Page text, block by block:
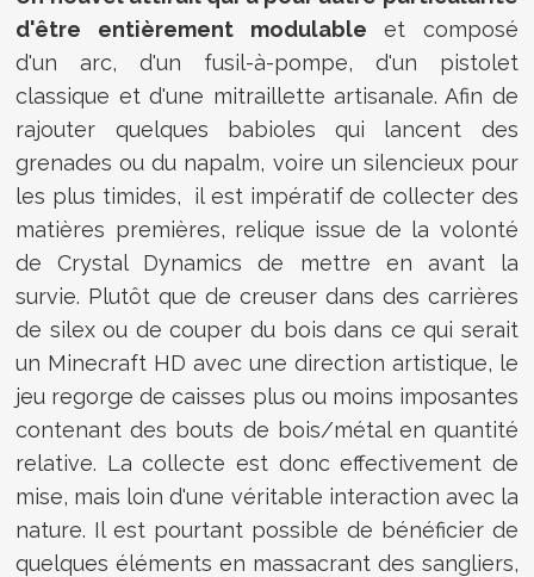
d'être entièrement modulable et composé
d'un arc, d'un fusil-à-pompe, d'un pistolet
classique et d'une mitraillette artisanale. Afin de
rajouter quelques babioles qui lancent des
grenades ou du napalm, voire un silencieux pour
les plus timides, il est impératif de collecter des
matières premières, relique issue de la volonté
de Crystal Dynamics de mettre en avant la
survie. Plutôt que de creuser dans des carrières
de silex ou de couper du bois dans ce qui serait
un Minecraft HD avec une direction artistique, le
jeu regorge de caisses plus ou moins imposantes
contenant des bouts de bois/métal en quantité
relative. La collecte est donc effectivement de
mise, mais loin d'une véritable interaction avec la
nature. Il est pourtant possible de bénéficier de
quelques éléments en massacrant des sangliers,